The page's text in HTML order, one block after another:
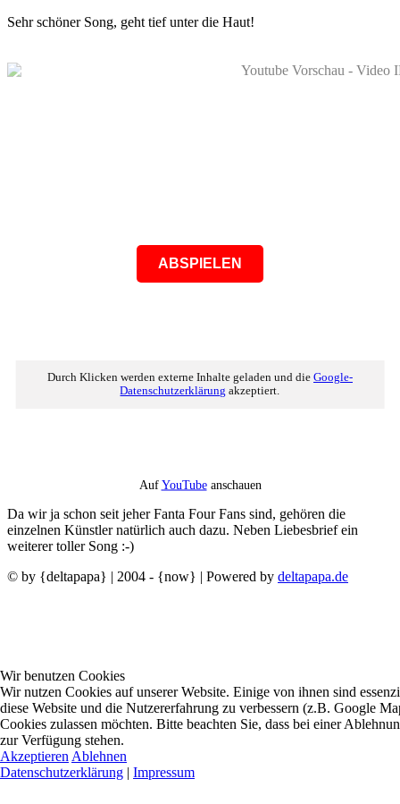
Sehr schöner Song, geht tief unter die Haut!
ABSPIELEN
Durch Klicken werden externe Inhalte geladen und die Google-
Datenschutzerklärung akzeptiert.
AufYouTubeanschauen
Da wir ja schon seit jeher Fanta Four Fans sind, gehören die
einzelnen Künstler natürlich auch dazu. Neben Liebesbrief ein
weiterer toller Song :-)
© by {deltapapa} | 2004 - {now} | Powered by deltapapa.de
Wir benutzen Cookies
Wir nutzen Cookies auf unserer Website. Einige von ihnen sind
diese Website und die Nutzererfahrung zu verbessern (z.B. Google
Cookies zulassen möchten. Bitte beachten Sie, dass bei einer
zur Verfügung stehen.
Akzeptieren Ablehnen
Datenschutzerklärung | Impressum